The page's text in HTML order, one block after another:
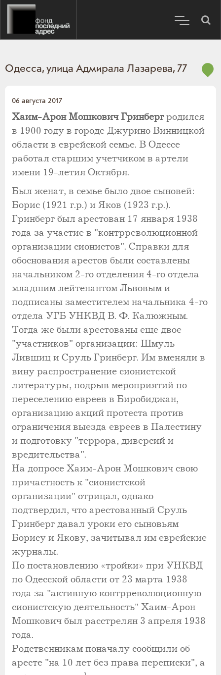
Одесса, улица Адмирала Лазарева, 77
06 августа 2017
Хаим-Арон Мошкович Гринбергродился
в 1900 году в городе Джурино Винницкой
области в еврейской семье. В Одессе
работал старшим учетчиком в артели
имени 19-летия Октября.
Был женат, в семье было двое сыновей:
Борис (1921 г.р.) и Яков (1923 г.р.).
Гринберг был арестован 17 января 1938
года за участие в "контрреволюционной
организации сионистов". Справки для
обоснования арестов были составлены
начальником 2-го отделения 4-го отдела
младшим лейтенантом Львовым и
подписаны заместителем начальника 4-го
отдела УГБ УНКВД В. Ф. Калюжным.
Тогда же были арестованы еще двое
"участников" организации: Шмуль
Лившиц и Сруль Гринберг. Им вменяли в
вину распространение сионистской
литературы, подрыв мероприятий по
переселению евреев в Биробиджан,
организацию акций протеста против
ограничения выезда евреев в Палестину
и подготовку "террора, диверсий и
вредительства".
На допросе Хаим-Арон Мошкович свою
причастность к "сионистской
организации" отрицал, однако
подтвердил, что арестованный Сруль
Гринберг давал уроки его сыновьям
Борису и Якову, зачитывал им еврейские
журналы.
По постановлению «тройки» при УНКВД
по Одесской области от 23 марта 1938
года за "активную контрреволюционную
сионистскую деятельность" Хаим-Арон
Мошкович был расстрелян 3 апреля 1938
года.
Родственникам поначалу сообщили об
аресте "на 10 лет без права переписки", а